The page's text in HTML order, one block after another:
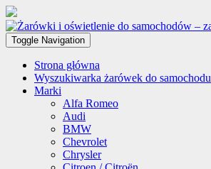
Toggle Navigation
Strona główna
Wyszukiwarka żarówek do samochodu
Marki
Alfa Romeo
Audi
BMW
Chevrolet
Chrysler